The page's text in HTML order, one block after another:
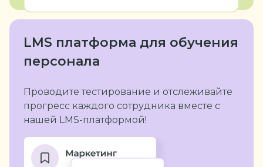
LMS платформа для обучения
персонала
Проводите тестирование и отслеживайте
прогресс каждого сотрудника вместе с
нашей LMS-платформой!